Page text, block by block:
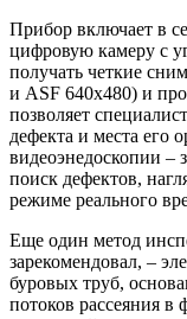
Прибор включает в
цифровую камеру с
получать четкие
и ASF 640х480) и
позволяет
дефекта и места его
видеоэнедоскопии –
поиск дефектов,
режиме реального
Еще один метод
зарекомендовал, –
буровых труб,
потоков рассеяния в